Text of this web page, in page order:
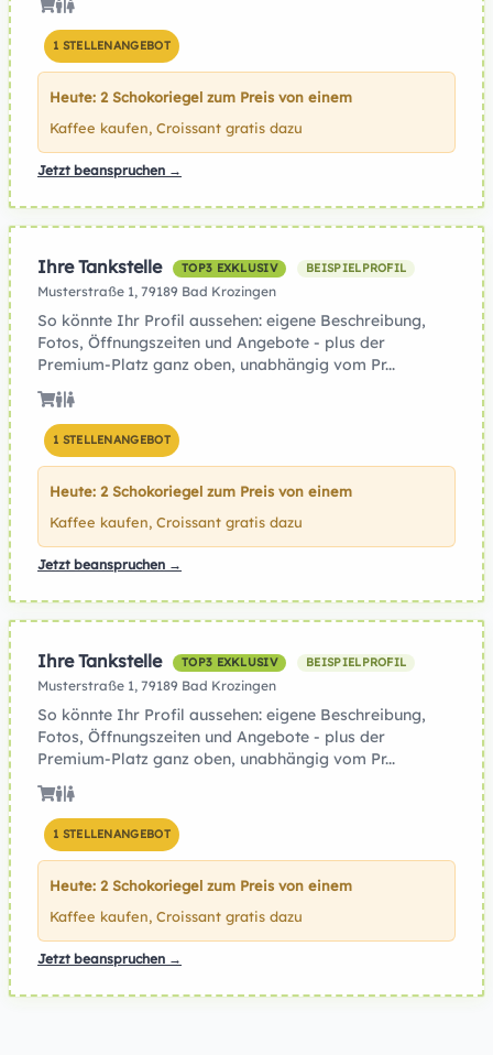
1 STELLENANGEBOT
Heute: 2 Schokoriegel zum Preis von einem
Kaffee kaufen, Croissant gratis dazu
Jetzt beanspruchen →
Ihre Tankstelle TOP3 EXKLUSIV BEISPIELPROFIL
Musterstraße 1, 79189 Bad Krozingen
So könnte Ihr Profil aussehen: eigene Beschreibung,
Fotos, Öffnungszeiten und Angebote - plus der
Premium-Platz ganz oben, unabhängig vom Pr...
1 STELLENANGEBOT
Heute: 2 Schokoriegel zum Preis von einem
Kaffee kaufen, Croissant gratis dazu
Jetzt beanspruchen →
Ihre Tankstelle TOP3 EXKLUSIV BEISPIELPROFIL
Musterstraße 1, 79189 Bad Krozingen
So könnte Ihr Profil aussehen: eigene Beschreibung,
Fotos, Öffnungszeiten und Angebote - plus der
Premium-Platz ganz oben, unabhängig vom Pr...
1 STELLENANGEBOT
Heute: 2 Schokoriegel zum Preis von einem
Kaffee kaufen, Croissant gratis dazu
Jetzt beanspruchen →